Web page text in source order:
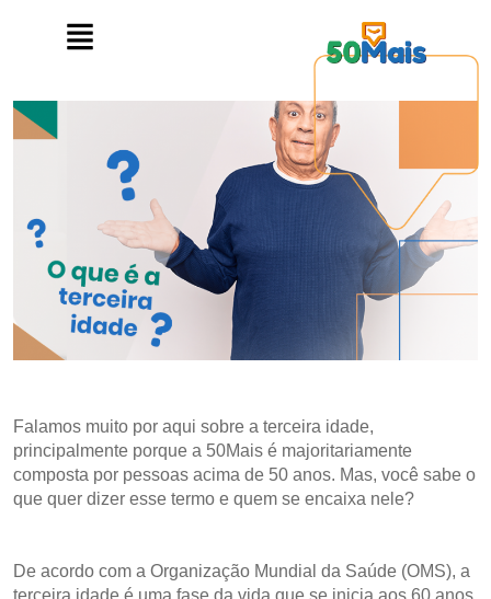
Falamos muito por aqui sobre a terceira idade,
principalmente porque a 50Mais é majoritariamente
composta por pessoas acima de 50 anos. Mas, você sabe o
que quer dizer esse termo e quem se encaixa nele?
De acordo com a Organização Mundial da Saúde (OMS), a